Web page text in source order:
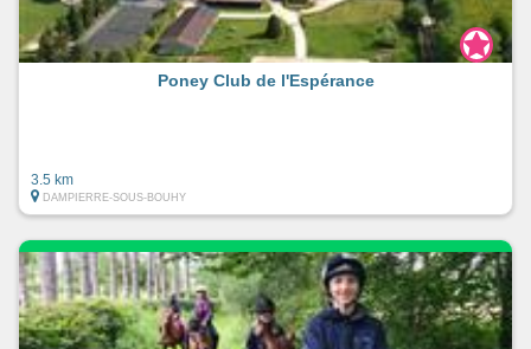
Poney Club de l'Espérance
3.5 km
DAMPIERRE-SOUS-BOUHY